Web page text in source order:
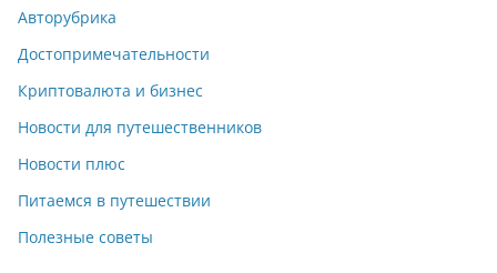
Авторубрика
Достопримечательности
Криптовалюта и бизнес
Новости для путешественников
Новости плюс
Питаемся в путешествии
Полезные советы